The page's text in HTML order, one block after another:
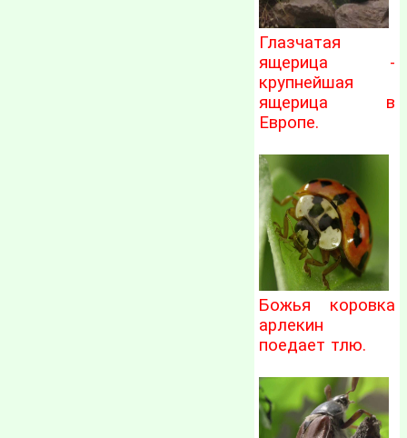
Глазчатая
ящерица -
крупнейшая
ящерица в
Европе.
Божья коровка
арлекин
поедает тлю.